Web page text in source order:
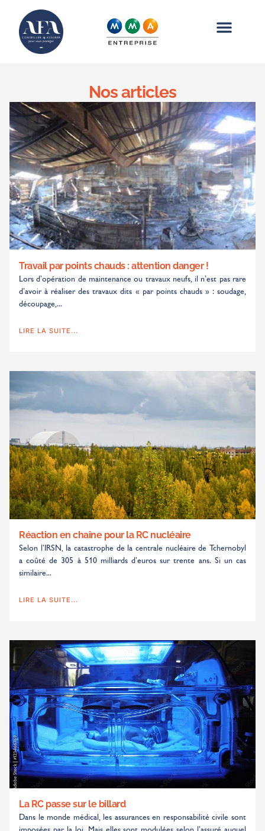
Nos articles
Travail par points chauds : attention danger !
Lors d’opération de maintenance ou travaux neufs, il n’est pas rare
d’avoir à réaliser des travaux dits « par points chauds » : soudage,
découpage,...
LIRE LA SUITE...
Réaction en chaîne pour la RC nucléaire
Selon l’IRSN, la catastrophe de la centrale nucléaire de Tchernobyl
a coûté de 305 à 510 milliards d’euros sur trente ans. Si un cas
similaire...
LIRE LA SUITE...
La RC passe sur le billard
Dans le monde médical, les assurances en responsabilité civile sont